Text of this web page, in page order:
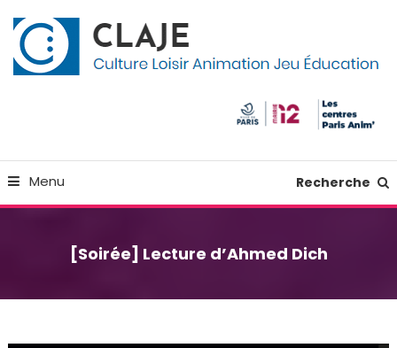
To
Content
Menu Recherche
[Soirée] Lecture d’Ahmed Dich